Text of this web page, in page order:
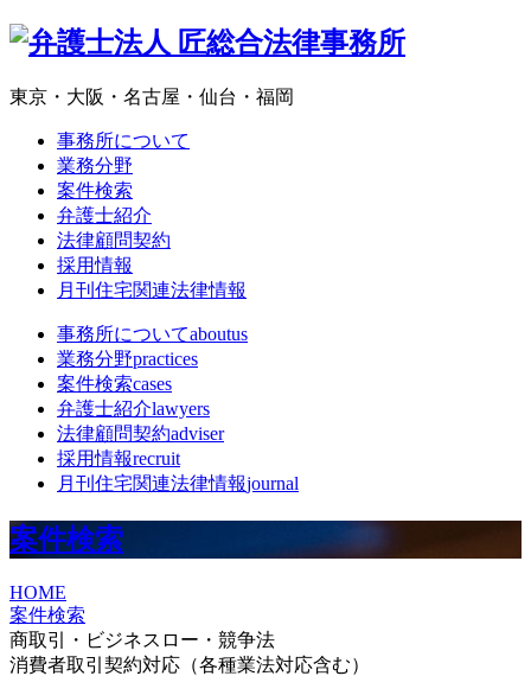
東京・大阪・名古屋・仙台・福岡
事務所について
業務分野
案件検索
弁護士紹介
法律顧問契約
採用情報
月刊住宅関連法律情報
事務所についてaboutus
業務分野practices
案件検索cases
弁護士紹介lawyers
法律顧問契約adviser
採用情報recruit
月刊住宅関連法律情報journal
案件検索
HOME
案件検索
商取引・ビジネスロー・競争法
消費者取引契約対応（各種業法対応含む）